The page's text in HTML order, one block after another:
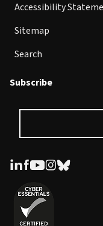
Accessibility
Sitemap
Search
Subscribe